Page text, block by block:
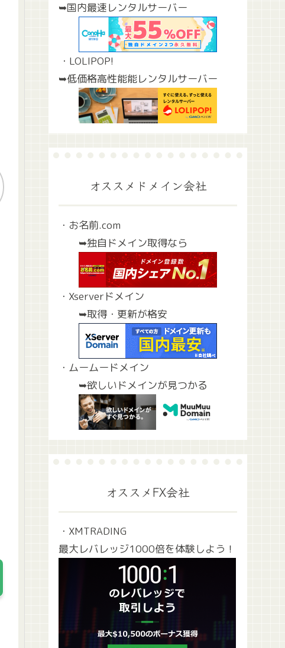
➥国内最速レンタルサーバー
・LOLIPOP!
➥低価格高性能能レンタルサーバー
オススメドメイン会社
・お名前.com
➥独自ドメイン取得なら
・Xserverドメイン
➥取得・更新が格安
・ムームードメイン
➥欲しいドメインが見つかる
オススメFX会社
・XMTRADING
最大レバレッジ1000倍を体験しよう！